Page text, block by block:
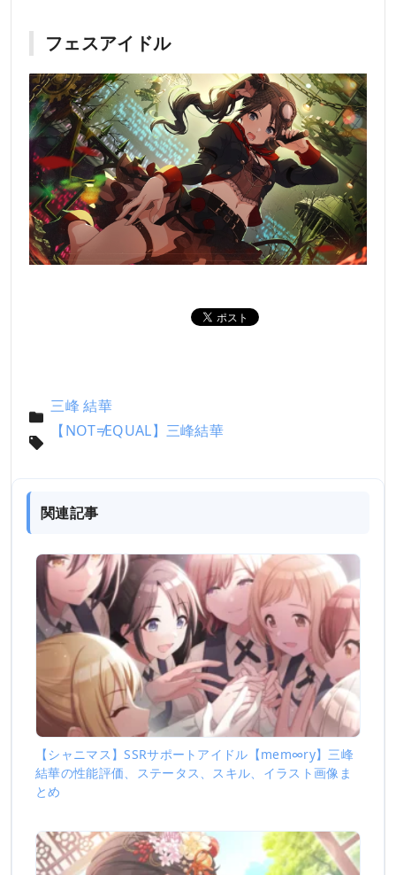
フェスアイドル
三峰 結華
【NOT≠EQUAL】三峰結華
関連記事
【シャニマス】SSRサポートアイドル【mem∞ry】三峰
結華の性能評価、ステータス、スキル、イラスト画像ま
とめ